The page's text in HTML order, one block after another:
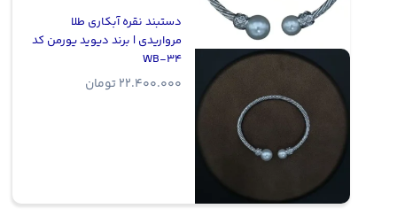
دستبند نقره آبکاری طلا
مرواریدی | برند دیوید یورمن کد
WB-34
22.400.000 تومان